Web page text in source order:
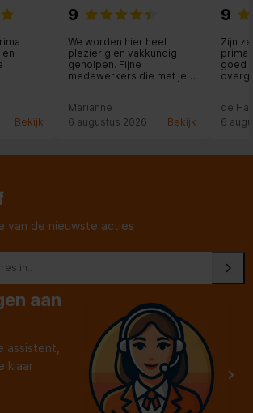
en
Bekijk
9
We worden hier heel
plezierig en vakkundig
geholpen. Fijne
medewerkers die met je
voorop.
Marianne
6 augustus 2026
Bekijk
9
Zijn
prima
goed
de
6
van de nieuwste acties
aan
assistent,
klaar